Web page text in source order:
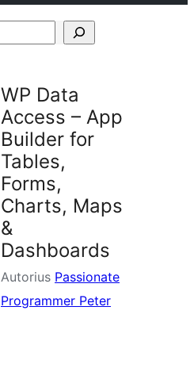
WP Data
Access – App
Builder for
Tables,
Forms,
Charts, Maps
&
Dashboards
Autorius Passionate
Programmer Peter